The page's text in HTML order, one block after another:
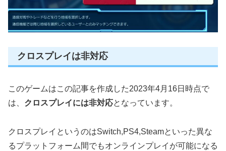
クロスプレイは非対応
このゲームはこの記事を作成した2023年4月16日時点で
は、 クロスプレイには非対応となっています。
クロスプレイというのはSwitch,PS4,Steamといった異な
るプラットフォーム間でもオンラインプレイが可能になる